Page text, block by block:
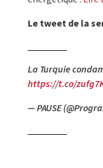
Le tweet de la
La Turquie
https://t.co/
— PAUSE